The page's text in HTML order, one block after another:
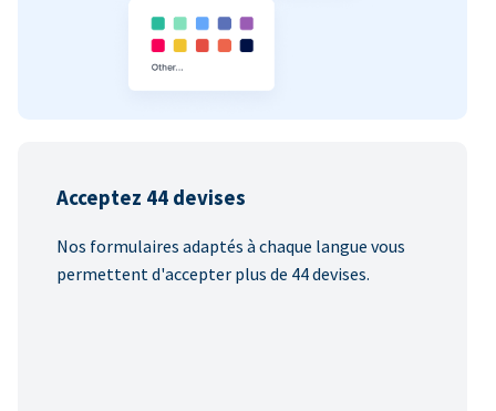
Acceptez 44 devises
Nos formulaires adaptés à chaque langue vous
permettent d'accepter plus de 44 devises.